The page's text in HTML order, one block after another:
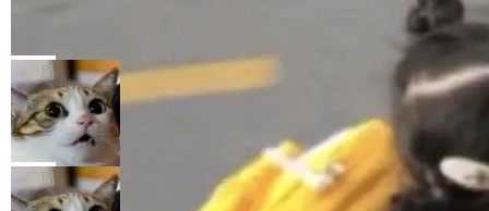
库之一。你的操作系统、浏览器、无数的基础设
施软件，很可能都在用它。而过去十年，维护它
的人一直在用业余...
gi?id=2019042">Bug&nbsp;2019042</a>）</l
i> <li>现在，助手可以直接使用 Exa 的网络搜索
结果回答问题，而无需将问题转交给搜索引擎。
（<a href="https://bugzilla.mozilla.org/show_
bug.cgi?id=204...
的 npm 包。项目的核心论点是：容器不适合 Ag
ent 计算。真正适合的，是 Isolate。 Cloudflare
工程师在这件事上没什么可谦虚的——他们用 W
orkers 跑了十年 Isolate。用 CEO Matthew Pri
nce 的话说：「我们一生都在用 Isolate 运行代
码，而 AI Agent 不需要容器，它们需要的是 Iso
局
OpenAI 公开邮件和聊天记录回应苹果
诉讼，称“Apple is getting this wron
g”
上个月，苹果一纸诉状把 OpenAI 告上法庭，指
控其挖角苹果前员工并窃取商业秘密。苹果的诉
状把 OpenAI 描述成一个系统性地从前东家挖
局